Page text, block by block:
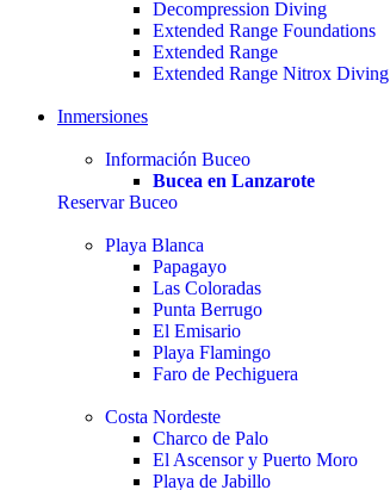
Decompression Diving
Extended Range Foundations
Extended Range
Extended Range Nitrox Diving
Inmersiones
Información Buceo
Bucea en Lanzarote
Reservar Buceo
Playa Blanca
Papagayo
Las Coloradas
Punta Berrugo
El Emisario
Playa Flamingo
Faro de Pechiguera
Costa Nordeste
Charco de Palo
El Ascensor y Puerto Moro
Playa de Jabillo